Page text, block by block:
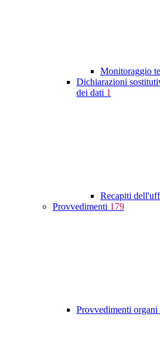
Monitoraggio
Dichiarazioni
dei dati 1
Recapiti
Provvedimenti 179
Provvedimenti